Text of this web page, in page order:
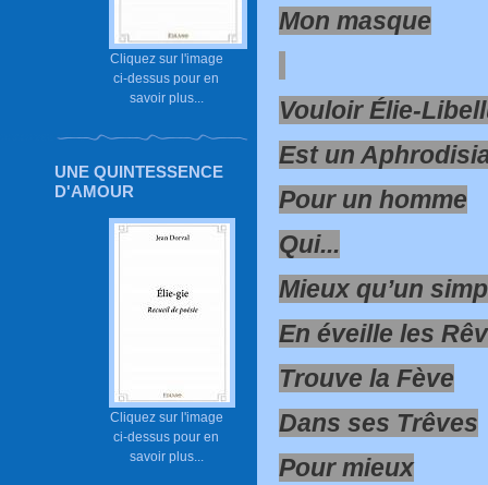
Cliquez sur l'image
ci-dessus pour en
savoir plus...
UNE QUINTESSENCE
D'AMOUR
Cliquez sur l'image
ci-dessus pour en
savoir plus...
Mon masque
Vouloir Élie-
Est un
Pour un homme
Qui...
Mieux qu’un
En éveille les
Trouve la Fève
Dans ses Trêves
Pour mieux